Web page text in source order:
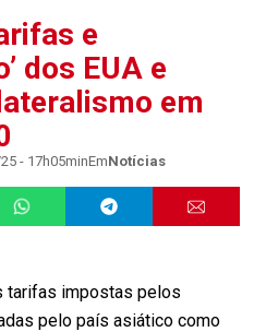
e
dos EUA e
em
- 17h05minEmNotícias
tarifas impostas pelos
pelo país asiático como